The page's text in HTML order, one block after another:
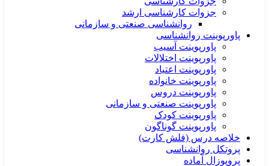
جزوات کارشناسی ارشد
روانشناسی صنعتی و سازمانی
پاورپوینت روانشناسی
پاورپوینت آسیب
پاورپوینت اختلالات
پاورپوینت اعتیاد
پاورپوینت خانواده
پاورپوینت دروس
پاورپوینت صنعتی و سازمانی
پاورپوینت کودک
پاورپوینت گوناگون
خلاصه درس (فلش کارت)
پروتکل روانشناسی
پروپوزال آماده